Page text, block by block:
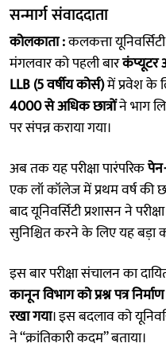
सन्मार्ग संवाददाता
कोलकाता :कलकत्ता
मंगलवार को पहली बारकंप्यूटर
LLB (5 वर्षीय कोर्स)में प्रवेश के
4000 से अधिक छात्रोंने भाग
पर संपन्न कराया गया।
अब तक यह परीक्षा पारंपरिक
एक लॉ कॉलेज में प्रथम वर्ष की
बाद यूनिवर्सिटी प्रशासन ने
सुनिश्चित करने के लिए यह बड़ा
इस बार परीक्षा संचालन का
कानून विभाग को प्रश्न पत्र
रखा गया। इस बदलाव को
ने “क्रांतिकारी कदम” बताया।